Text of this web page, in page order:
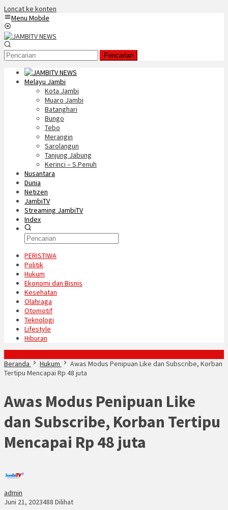
Loncat ke konten
Menu Mobile
Pencarian
Melayu Jambi
Kota Jambi
Muaro Jambi
Batanghari
Bungo
Tebo
Merangin
Sarolangun
Tanjung Jabung
Kerinci – S.Penuh
Nusantara
Dunia
Netizen
JambiTV
Streaming JambiTV
Index
PERISTIWA
Politik
Hukum
Ekonomi dan Bisnis
Kesehatan
Olahraga
Otomotif
Teknologi
Lifestyle
Hiburan
Beranda
Hukum
Awas Modus Penipuan Like dan Subscribe, Korban
Tertipu Mencapai Rp 48 juta
Awas Modus Penipuan Like
dan Subscribe, Korban Tertipu
Mencapai Rp 48 juta
admin
Juni 21, 2023488 Dilihat